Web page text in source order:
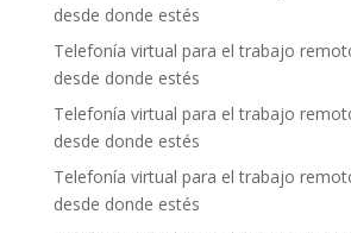
desde donde estés
Telefonía virtual para el trabajo
desde donde estés
Telefonía virtual para el trabajo
desde donde estés
Telefonía virtual para el trabajo
desde donde estés